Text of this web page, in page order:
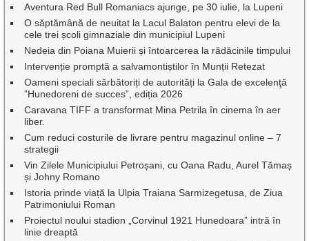
Aventura Red Bull Romaniacs ajunge, pe 30 iulie, la Lupeni
O săptămână de neuitat la Lacul Balaton pentru elevi de la
cele trei școli gimnaziale din municipiul Lupeni
Nedeia din Poiana Muierii și întoarcerea la rădăcinile timpului
Intervenție promptă a salvamontiștilor în Munții Retezat
Oameni speciali sărbătoriți de autorități la Gala de excelenţă
”Hunedoreni de succes”, ediția 2026
Caravana TIFF a transformat Mina Petrila în cinema în aer
liber.
Cum reduci costurile de livrare pentru magazinul online – 7
strategii
Vin Zilele Municipiului Petroșani, cu Oana Radu, Aurel Tămaș
și Johny Romano
Istoria prinde viață la Ulpia Traiana Sarmizegetusa, de Ziua
Patrimoniului Roman
Proiectul noului stadion „Corvinul 1921 Hunedoara” intră în
linie dreaptă